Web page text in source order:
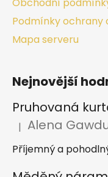
Obchodní
Podmínky ochrany
Mapa serveru
Nejnovější
Pruhovaná
Hodnocení
| Alena
Příjemný a